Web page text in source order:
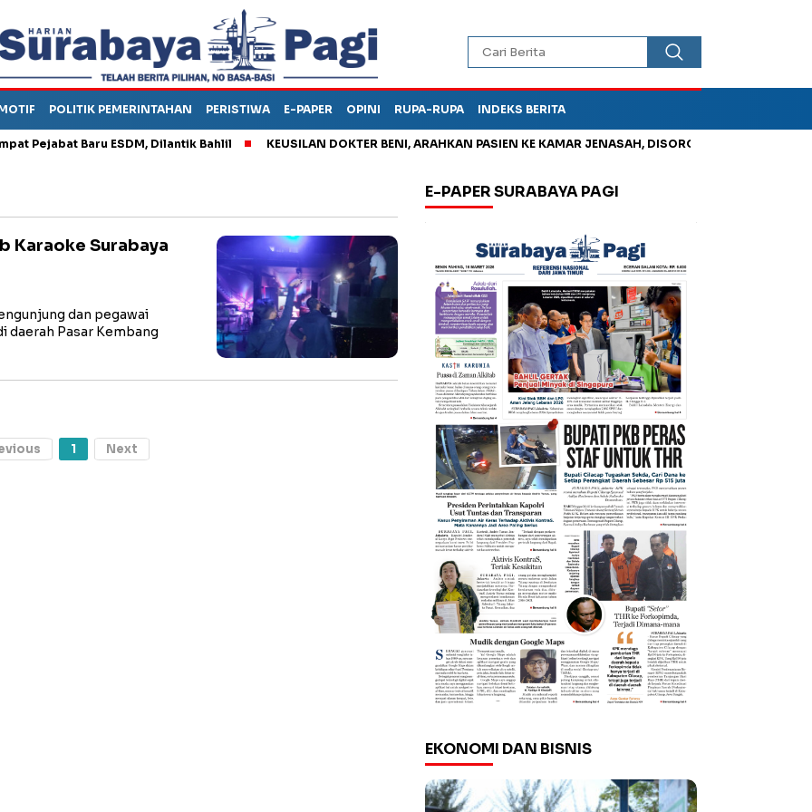
POLITIK PEMERINTAHAN PERISTIWA E-PAPER OPINI RUPA-RUPA INDEKS BERITA
Baru ESDM, Dilantik Bahlil KEUSILAN DOKTER BENI, ARAHKAN PASIEN KE KAMAR JENASAH, DISOROT
Karaoke Surabaya
dan pegawai
daerah Pasar Kembang
1 Next
E-PAPER SURABAYA PAGI
EKONOMI DAN BISNIS